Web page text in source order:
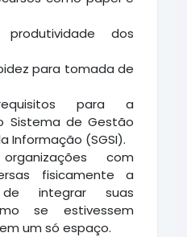
dos
para tomada de
para a
Sistema de Gestão
Informação (SGSI).
com
fisicamente a
de integrar suas
se estivessem
um só espaço.